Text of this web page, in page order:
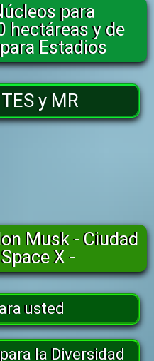
para
hectáreas y de
Estadios
y MR
Musk - Ciudad
X -
usted
la Diversidad